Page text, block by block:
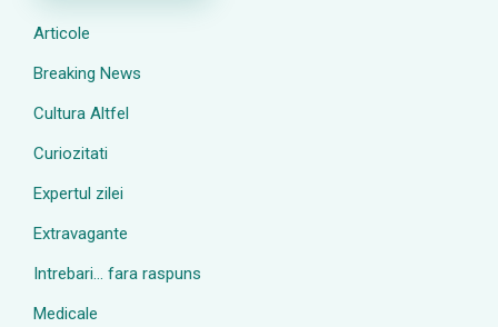
Articole
Breaking News
Cultura Altfel
Curiozitati
Expertul zilei
Extravagante
Intrebari… fara raspuns
Medicale